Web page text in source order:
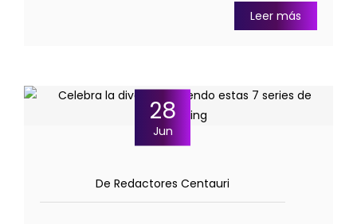
Leer más
28
Jun
De Redactores Centauri